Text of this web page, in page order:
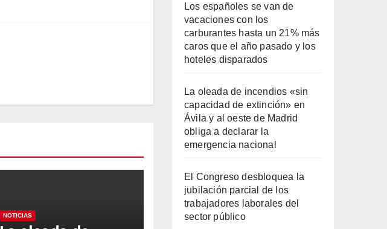
NOTICIAS
Los españoles se van de
vacaciones con los
carburantes hasta un 21% más
caros que el año pasado y los
hoteles disparados
La oleada de incendios «sin
capacidad de extinción» en
Ávila y al oeste de Madrid
obliga a declarar la
emergencia nacional
El Congreso desbloquea la
jubilación parcial de los
trabajadores laborales del
sector público